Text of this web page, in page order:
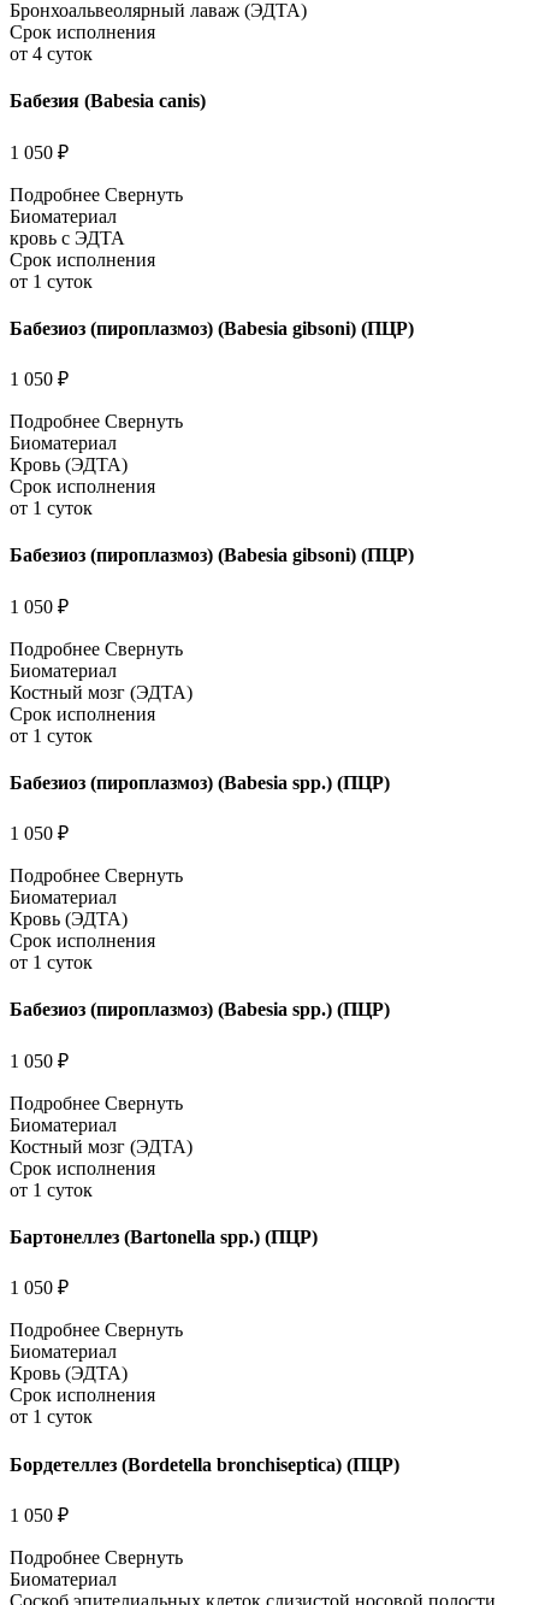
Бронхоальвеолярный лаваж (ЭДТА)
Срок исполнения
от 4 суток
Бабезия (Babesia canis)
1 050 ₽
Подробнее Свернуть
Биоматериал
кровь с ЭДТА
Срок исполнения
от 1 суток
Бабезиоз (пироплазмоз) (Babesia gibsoni) (ПЦР)
1 050 ₽
Подробнее Свернуть
Биоматериал
Кровь (ЭДТА)
Срок исполнения
от 1 суток
Бабезиоз (пироплазмоз) (Babesia gibsoni) (ПЦР)
1 050 ₽
Подробнее Свернуть
Биоматериал
Костный мозг (ЭДТА)
Срок исполнения
от 1 суток
Бабезиоз (пироплазмоз) (Babesia spp.) (ПЦР)
1 050 ₽
Подробнее Свернуть
Биоматериал
Кровь (ЭДТА)
Срок исполнения
от 1 суток
Бабезиоз (пироплазмоз) (Babesia spp.) (ПЦР)
1 050 ₽
Подробнее Свернуть
Биоматериал
Костный мозг (ЭДТА)
Срок исполнения
от 1 суток
Бартонеллез (Bartonella spp.) (ПЦР)
1 050 ₽
Подробнее Свернуть
Биоматериал
Кровь (ЭДТА)
Срок исполнения
от 1 суток
Бордетеллез (Bordetella bronchiseptica) (ПЦР)
1 050 ₽
Подробнее Свернуть
Биоматериал
Соскоб эпителиальных клеток слизистой носовой полости